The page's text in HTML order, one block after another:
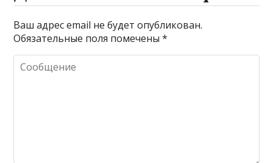
Ваш адрес email не будет опубликован.
Обязательные поля помечены*